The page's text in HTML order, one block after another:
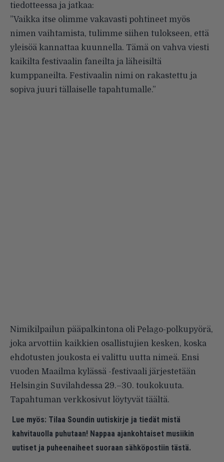
tiedotteessa ja jatkaa:
”Vaikka itse olimme vakavasti pohtineet myös
nimen vaihtamista, tulimme siihen tulokseen, että
yleisöä kannattaa kuunnella. Tämä on vahva viesti
kaikilta festivaalin faneilta ja läheisiltä
kumppaneilta. Festivaalin nimi on rakastettu ja
sopiva juuri tällaiselle tapahtumalle.”
Nimikilpailun pääpalkintona oli Pelago-polkupyörä,
joka arvottiin kaikkien osallistujien kesken, koska
ehdotusten joukosta ei valittu uutta nimeä. Ensi
vuoden Maailma kylässä -festivaali järjestetään
Helsingin Suvilahdessa 29.–30. toukokuuta.
Tapahtuman verkkosivut löytyvät täältä.
Lue myös: Tilaa Soundin uutiskirje ja tiedät mistä
kahvitauolla puhutaan! Nappaa ajankohtaiset musiikin
uutiset ja puheenaiheet suoraan sähköpostiin tästä.